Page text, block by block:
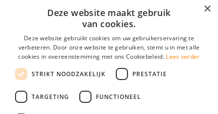
Inloggen als bedrijf
E-mail*
Wachtwoord
login gegevens onthouden
login
×
Deze website maakt gebruik
van cookies.
Deze website gebruikt cookies om uw gebruikerservaring te
verbeteren. Door onze website te gebruiken, stemt u in met alle
cookies in overeenstemming met ons Cookiebeleid. Lees verder
STRIKT NOODZAKELIJK PRESTATIE
TARGETING FUNCTIONEEL